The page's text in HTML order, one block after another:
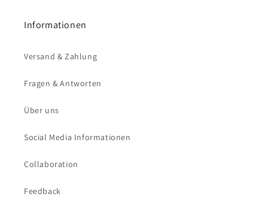
Informationen
Versand & Zahlung
Fragen & Antworten
Über uns
Social Media Informationen
Collaboration
Feedback